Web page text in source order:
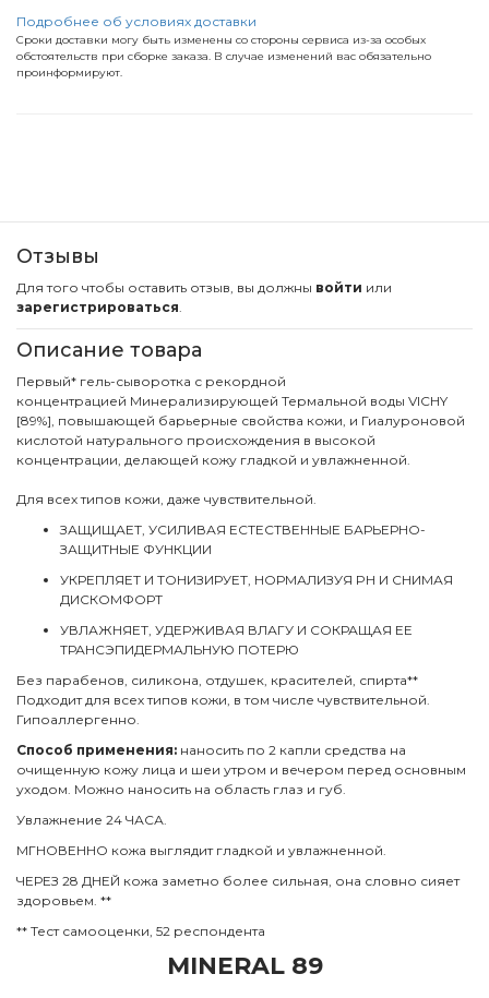
Подробнее об условиях доставки
Сроки доставки могу быть изменены со стороны сервиса из-за особых
обстоятельств при сборке заказа. В случае изменений вас обязательно
проинформируют.
Отзывы
Для того чтобы оставить отзыв, вы должны войти или
зарегистрироваться.
Описание товара
Первый* гель-сыворотка с рекордной
концентрацией Минерализирующей Термальной воды VICHY
[89%], повышающей барьерные свойства кожи, и Гиалуроновой
кислотой натурального происхождения в высокой
концентрации, делающей кожу гладкой и увлажненной.
Для всех типов кожи, даже чувствительной.
ЗАЩИЩАЕТ, УСИЛИВАЯ ЕСТЕСТВЕННЫЕ БАРЬЕРНО-
ЗАЩИТНЫЕ ФУНКЦИИ
УКРЕПЛЯЕТ И ТОНИЗИРУЕТ, НОРМАЛИЗУЯ PH И СНИМАЯ
ДИСКОМФОРТ
УВЛАЖНЯЕТ, УДЕРЖИВАЯ ВЛАГУ И СОКРАЩАЯ ЕЕ
ТРАНСЭПИДЕРМАЛЬНУЮ ПОТЕРЮ
Без парабенов, силикона, отдушек, красителей, спирта**
Подходит для всех типов кожи, в том числе чувствительной.
Гипоаллергенно.
Способ применения: наносить по 2 капли средства на
очищенную кожу лица и шеи утром и вечером перед основным
уходом. Можно наносить на область глаз и губ.
Увлажнение 24 ЧАСА.
МГНОВЕННО кожа выглядит гладкой и увлажненной.
ЧЕРЕЗ 28 ДНЕЙ кожа заметно более сильная, она словно сияет
здоровьем. **
** Тест самооценки, 52 респондента
MINERAL 89